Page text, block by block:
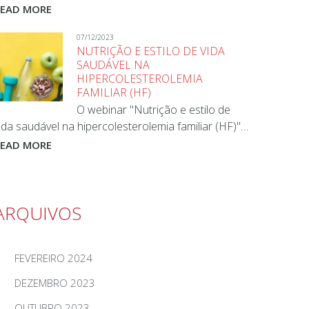
MORE
07/12/2023
NUTRIÇÃO E ESTILO DE VIDA
SAUDÁVEL NA
HIPERCOLESTEROLEMIA
FAMILIAR (HF)
O webinar "Nutrição e estilo de
saudável na hipercolesterolemia familiar (HF)"…
MORE
FEVEREIRO 2024
DEZEMBRO 2023